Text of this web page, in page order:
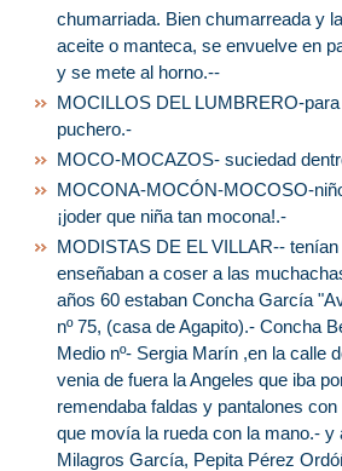
chumarriada. Bien chumarreada y
aceite o manteca, se envuelve en
y se mete al horno.--
MOCILLOS DEL LUMBRERO-
puchero.-
MOCO-MOCAZOS- suciedad
MOCONA-MOCÓN-MOCOSO-
¡joder que niña tan mocona!.-
MODISTAS DE EL VILLAR--
enseñaban a coser a las
años 60 estaban Concha García
nº 75, (casa de Agapito).- Concha
Medio nº- Sergia Marín ,en la calle
venia de fuera la Angeles que iba
remendaba faldas y pantalones
que movía la rueda con la mano.- y
Milagros García, Pepita Pérez